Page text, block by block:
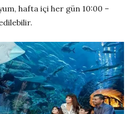
hafta içi her gün 10:00 –